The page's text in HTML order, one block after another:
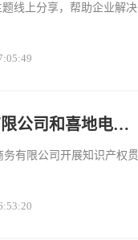
线上分享，帮助企业解决
紫荆培训 | 紫荆知产为新兴产业企业服务有限公司和喜地电子商务有限公司进行贯标培训
有限公司开展知识产权贯